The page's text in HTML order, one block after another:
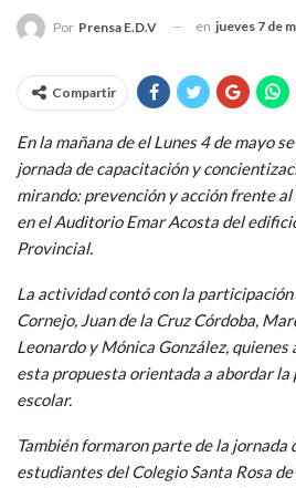
Por Prensa E.D.V en jueves 7 de
Compartir
En la mañana de el Lunes 4 de mayo
jornada de capacitación y
mirando: prevención y acción frente al
en el Auditorio Emar Acosta del
Provincial.
La actividad contó con la
Cornejo, Juan de la Cruz Córdoba,
Leonardo y Mónica González, quienes
esta propuesta orientada a abordar la
escolar.
También formaron parte de la jornada
estudiantes del Colegio Santa Rosa